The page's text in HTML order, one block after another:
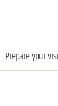
Prepare your